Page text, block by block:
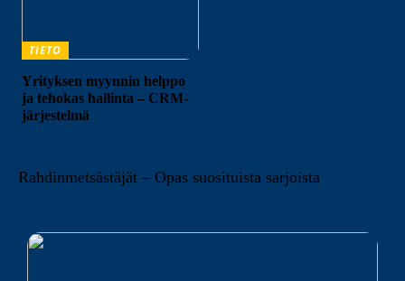
TIETO
Yrityksen myynnin helppo
ja tehokas hallinta – CRM-
järjestelmä
Rahdinmetsästäjät – Opas suosituista sarjoista